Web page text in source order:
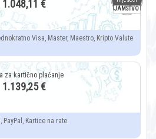
JAMSTVO
1.048,11 €
Visa, Master, Maestro, Kripto Valute
1.139,25 €
PayPal, Kartice na rate